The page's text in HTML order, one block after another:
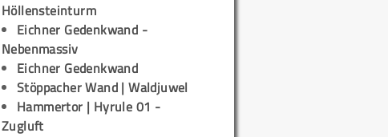
Höllensteinturm
Eichner Gedenkwand -
Nebenmassiv
Eichner Gedenkwand
Stöppacher Wand | Waldjuwel
Hammertor | Hyrule 01 -
Zugluft